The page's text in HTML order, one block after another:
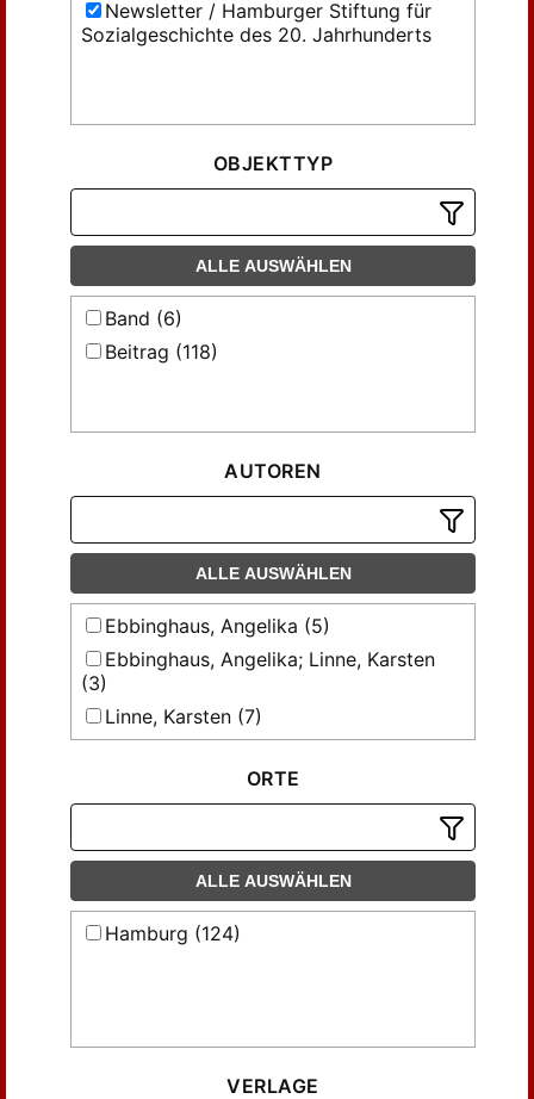
Newsletter / Hamburger Stiftung für
Sozialgeschichte des 20. Jahrhunderts
OBJEKTTYP
ALLE AUSWÄHLEN
Band (6)
Beitrag (118)
AUTOREN
ALLE AUSWÄHLEN
Ebbinghaus, Angelika (5)
Ebbinghaus, Angelika; Linne, Karsten
(3)
Linne, Karsten (7)
Roth, Karl Heinz (43)
ORTE
ALLE AUSWÄHLEN
Hamburg (124)
VERLAGE